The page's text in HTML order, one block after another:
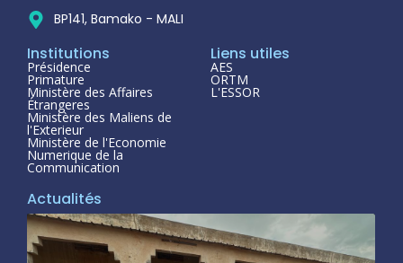
BP141, Bamako - MALI
Institutions
Présidence
Primature
Ministère des Affaires
Étrangeres
Ministère des Maliens de
l'Exterieur
Ministère de l'Economie
Numerique de la
Communication
Liens utiles
AES
ORTM
L'ESSOR
Actualités